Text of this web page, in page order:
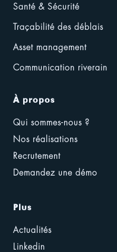
Santé & Sécurité
Traçabilité des déblais
Asset management
Communication riverain
À propos
Qui sommes-nous ?
Nos réalisations
Recrutement
Demandez une démo
Plus
Actualités
Linkedin